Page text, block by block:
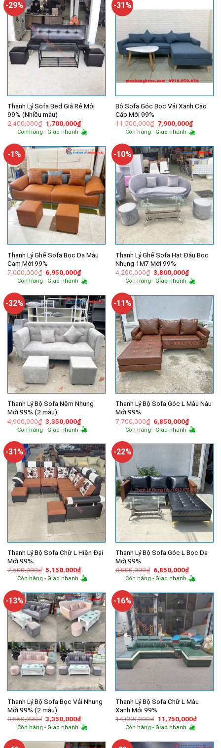
-29%
Thanh Lý Sofa Bed Giá Rẻ Mới
99% (Nhiều màu)
2,400,000₫ Giá
gốc
là:
1,700,000₫Giá
hiện
tại
1,700,000₫.
Còn hàng - Giao nhanh
-31%
Bộ Sofa Góc Bọc Vải Xanh Cao
Cấp Mới 99%
11,500,000₫ Giá
gốc
là:
7,900,000₫Giá
hiện
tại
Còn hàng - Giao nhanh
-1%
Thanh Lý Ghế Sofa Bọc Da Màu
Cam Mới 99%
7,000,000₫ Giá
gốc
là:
6,950,000₫Giá
hiện
tại
6,950,000₫.
Còn hàng - Giao nhanh
-10%
Thanh Lý Ghế Sofa Hạt Đậu Bọc
Nhung 1M7 Mới 99%
4,200,000₫ Giá
gốc
là:
3,800,000₫Giá
hiện
tại
Còn hàng - Giao nhanh
-32%
Thanh Lý Bộ Sofa Nệm Nhung
Mới 99% (2 màu)
4,900,000₫ Giá
gốc
là:
3,350,000₫Giá
hiện
tại
3,350,000₫.
Còn hàng - Giao nhanh
-11%
Thanh Lý Bộ Sofa Góc L Màu Nâu
Mới 99%
7,700,000₫ Giá
gốc
là:
6,850,000₫Giá
hiện
tại
Còn hàng - Giao nhanh
-31%
Thanh Lý Bộ Sofa Chữ L Hiện Đại
Mới 99%
7,500,000₫ Giá
gốc
là:
5,150,000₫Giá
hiện
tại
5,150,000₫.
Còn hàng - Giao nhanh
-22%
Thanh Lý Bộ Sofa Góc L Bọc Da
Mới 99%
8,800,000₫ Giá
gốc
là:
6,850,000₫Giá
hiện
tại
Còn hàng - Giao nhanh
-13%
Thanh Lý Bộ Sofa Bọc Vải Nhung
Mới 99% (2 màu)
3,860,000₫ Giá
gốc
là:
3,350,000₫Giá
hiện
tại
3,350,000₫.
Còn hàng - Giao nhanh
-16%
Thanh Lý Bộ Sofa Chữ L Màu
Xanh Mới 99%
14,000,000₫ Giá
gốc
là:
11,750,000₫Giá
hiện
Còn hàng - Giao nhanh